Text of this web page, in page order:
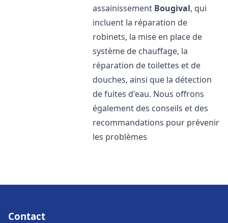
assainissement Bougival, qui
incluent la réparation de
robinets, la mise en place de
système de chauffage, la
réparation de toilettes et de
douches, ainsi que la détection
de fuites d'eau. Nous offrons
également des conseils et des
recommandations pour prévenir
les problèmes
Contact